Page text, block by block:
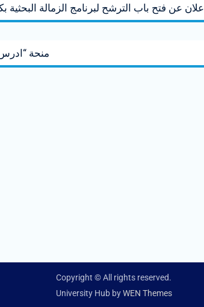
إعلان عن فتح باب الترشح لبرنامج الزمالة
منحة “ادرس
Copyright © All rights reserved.
University Hub byWEN Themes